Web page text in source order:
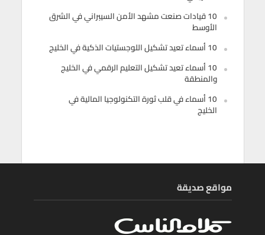
10 قيادات صنعت مشهد الأمن السيبراني في الشرق
الأوسط
10 أسماء تعيد تشكيل اللوجستيات الذكية في الخليج
10 أسماء تعيد تشكيل التعليم الرقمي في الخليج
والمنطقة
10 أسماء في قلب ثورة التكنولوجيا المالية في
الخليج
مواقع صديقة